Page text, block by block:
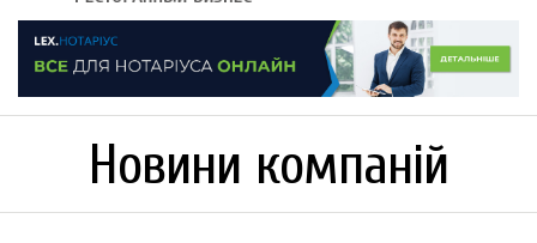
МОНІТОРИНГ ЗАКОНОДАВСТВА
ФРАНЧАЙЗИНГНовини компаній